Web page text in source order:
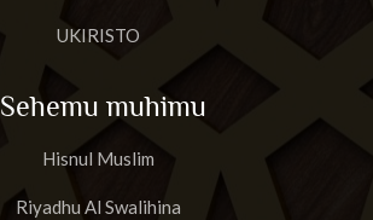
UKIRISTO
Sehemu muhimu
Hisnul Muslim
Riyadhu Al Swalihina